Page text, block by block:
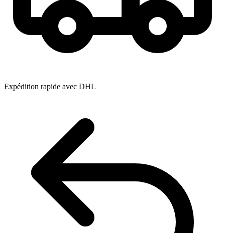
Expédition rapide avec DHL